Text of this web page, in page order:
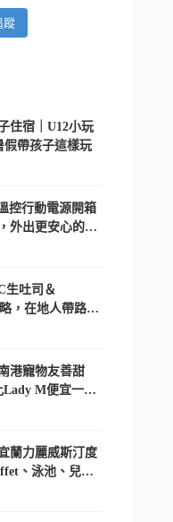
蹤
住宿｜U12小玩
假帶孩子這樣玩
控行動電源開箱
外出更安心的
生吐司＆
，在地人帶路這
港寵物友善甜
Lady M便宜一半
蘭力麗威斯汀度
、泳池、兒童